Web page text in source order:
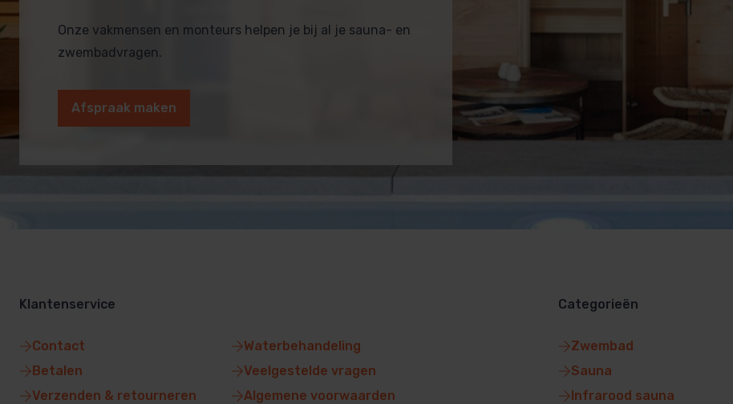
Onze vakmensen en monteurs helpen je bij al je sauna- en
zwembadvragen.
Afspraak maken
Klantenservice
Contact
Betalen
Verzenden & retourneren
Waterbehandeling
Veelgestelde vragen
Algemene voorwaarden
Categorieën
Zwembad
Sauna
Infrarood sauna